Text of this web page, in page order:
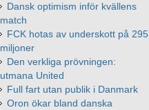
Dansk optimism inför kvällens
match
FCK hotas av underskott på 295
miljoner
Den verkliga prövningen:
utmana United
Full fart utan publik i Danmark
Oron ökar bland danska